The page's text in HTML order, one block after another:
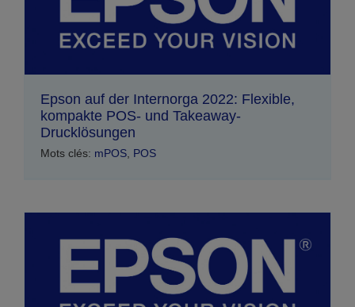
Epson auf der Internorga 2022: Flexible,
kompakte POS- und Takeaway-
Drucklösungen
Mots clés: mPOS POS